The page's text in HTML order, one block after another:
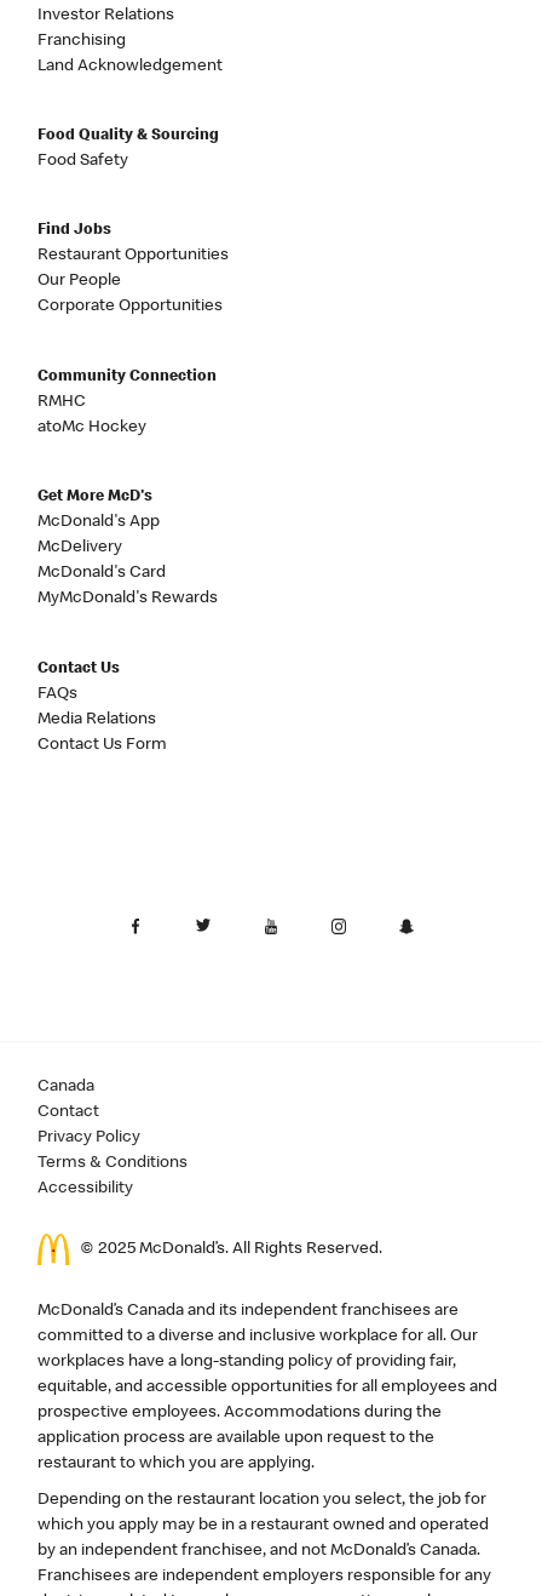
Investor Relations
Franchising
Land Acknowledgement
Food Quality & Sourcing
Food Safety
Find Jobs
Restaurant Opportunities
Our People
Corporate Opportunities
Community Connection
RMHC
atoMc Hockey
Get More McD's
McDonald's App
McDelivery
McDonald's Card
MyMcDonald's Rewards
Contact Us
FAQs
Media Relations
Contact Us Form
Canada
Contact
Privacy Policy
Terms & Conditions
Accessibility
© 2025 McDonald’s. All Rights Reserved.
McDonald’s Canada and its independent franchisees are
committed to a diverse and inclusive workplace for all. Our
workplaces have a long-standing policy of providing fair,
equitable, and accessible opportunities for all employees and
prospective employees. Accommodations during the
application process are available upon request to the
restaurant to which you are applying.
Depending on the restaurant location you select, the job for
which you apply may be in a restaurant owned and operated
by an independent franchisee, and not McDonald’s Canada.
Franchisees are independent employers responsible for any